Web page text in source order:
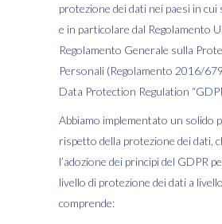
protezione dei dati nei paesi in
e in particolare dal Regolamento
Regolamento Generale sulla
Personali (Regolamento 2016/
Data Protection Regulation
Abbiamo implementato un solido
rispetto della protezione dei dati,
l’adozione dei principi del GDPR
livello di protezione dei dati a
comprende: